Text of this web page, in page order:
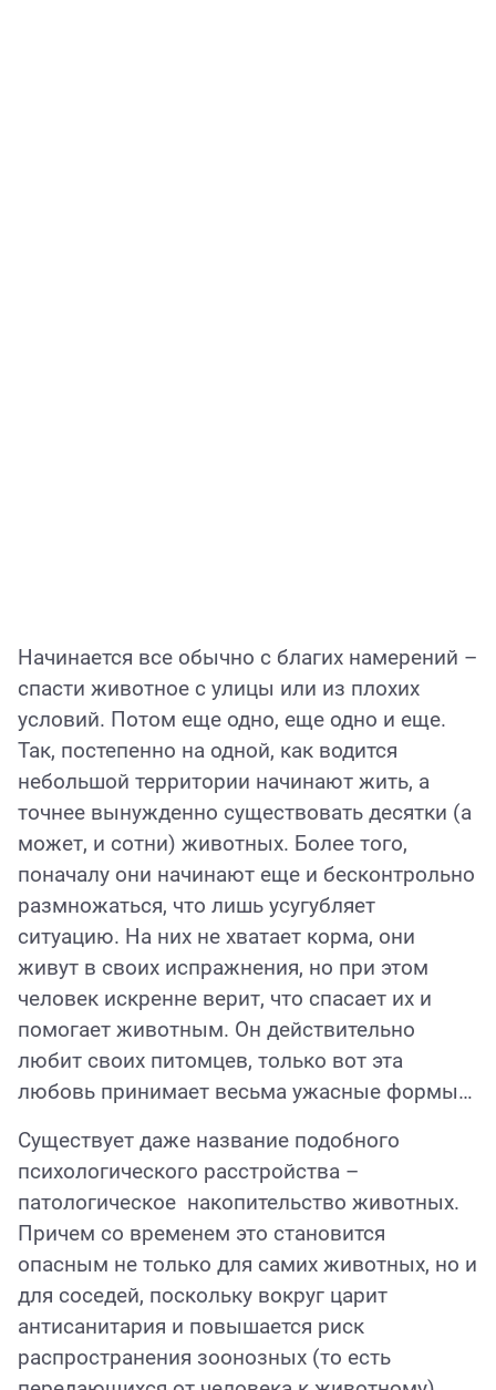
Начинается все обычно с благих намерений –
спасти животное с улицы или из плохих
условий. Потом еще одно, еще одно и еще.
Так, постепенно на одной, как водится
небольшой территории начинают жить, а
точнее вынужденно существовать десятки (а
может, и сотни) животных. Более того,
поначалу они начинают еще и бесконтрольно
размножаться, что лишь усугубляет
ситуацию. На них не хватает корма, они
живут в своих испражнения, но при этом
человек искренне верит, что спасает их и
помогает животным. Он действительно
любит своих питомцев, только вот эта
любовь принимает весьма ужасные формы…
Существует даже название подобного
психологического расстройства –
патологическое накопительство животных.
Причем со временем это становится
опасным не только для самих животных, но и
для соседей, поскольку вокруг царит
антисанитария и повышается риск
распространения зоонозных (то есть